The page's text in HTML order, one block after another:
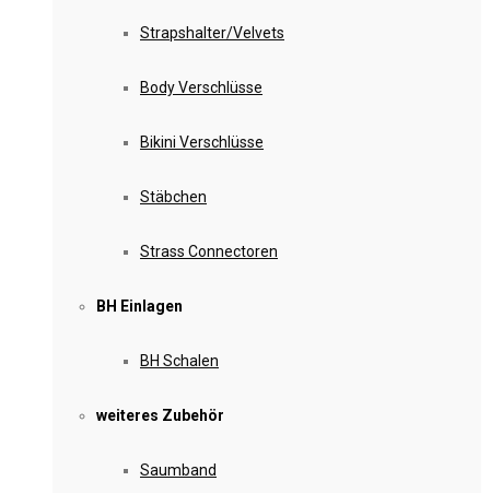
Strapshalter/Velvets
Body Verschlüsse
Bikini Verschlüsse
Stäbchen
Strass Connectoren
BH Einlagen
BH Schalen
weiteres Zubehör
Saumband